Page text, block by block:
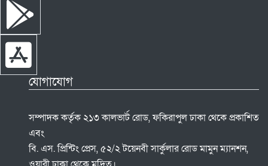
যোগাযোগ
সম্পাদক কর্তৃক ২১৩ কালভার্ট রোড, ফকিরাপুল ঢাকা থেকে প্রকাশিত
এবং
বি. এস. প্রিন্টিং প্রেস, ৫২/২ টয়েনবী সার্কুলার রোড মামুন ম্যানশন,